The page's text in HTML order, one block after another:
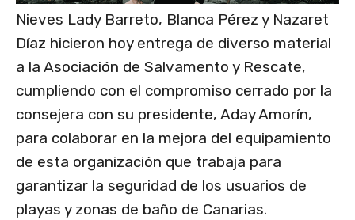
Nieves Lady Barreto, Blanca Pérez y Nazaret
Díaz hicieron hoy entrega de diverso material
a la Asociación de Salvamento y Rescate,
cumpliendo con el compromiso cerrado por la
consejera con su presidente, Aday Amorín,
para colaborar en la mejora del equipamiento
de esta organización que trabaja para
garantizar la seguridad de los usuarios de
playas y zonas de baño de Canarias.